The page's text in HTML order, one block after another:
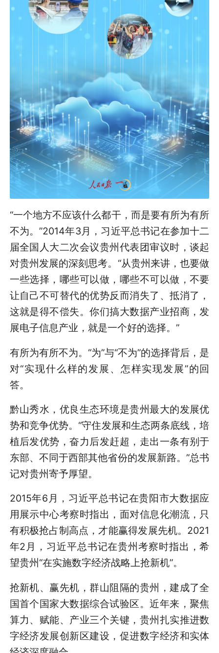
“一个地方不应该什么都干，而是要有所为有所
不为。”2014年3月，习近平总书记在参加十二
届全国人大二次会议贵州代表团审议时，谈起
对贵州发展的深刻思考。“从贵州来讲，也要做
一些选择，哪些可以做，哪些不可以做，不要
让自己不可替代的优势反而消失了、抵消了，
这就是得不偿失。你们搞大数据产业招商，发
展电子信息产业，就是一个好的选择。”
有所为有所不为。“为”与“不为”的选择背后，是
对“实现什么样的发展、怎样实现发展”的回
答。
黔山秀水，优良生态环境是贵州最大的发展优
势和竞争优势。“守住发展和生态两条底线，培
植后发优势，奋力后发赶超，走出一条有别于
东部、不同于西部其他省份的发展新路。”总书
记对贵州寄予厚望。
2015年6月，习近平总书记在贵阳市大数据应
用展示中心考察时指出，面对信息化潮流，只
有积极抢占制高点，才能赢得发展先机。2021
年2月，习近平总书记在贵州考察时指出，希
望贵州“在实施数字经济战略上抢新机”。
抢新机、赢先机，群山阻隔的贵州，建成了全
国首个国家大数据综合试验区。近年来，聚焦
算力、赋能、产业三个关键，贵州扎实推进数
字经济发展创新区建设，促进数字经济和实体